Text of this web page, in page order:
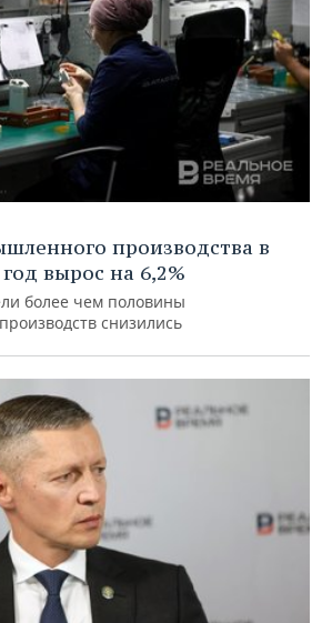
производства в
вырос на 6,2%
более чем половины
снизились